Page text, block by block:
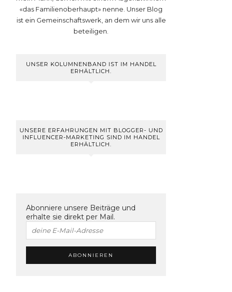
«das Familienoberhaupt» nenne. Unser Blog
ist ein Gemeinschaftswerk, an dem wir uns alle
beteiligen.
UNSER KOLUMNENBAND IST IM HANDEL
ERHÄLTLICH.
UNSERE ERFAHRUNGEN MIT BLOGGER- UND
INFLUENCER-MARKETING SIND IM HANDEL
ERHÄLTLICH.
Abonniere unsere Beiträge und
erhalte sie direkt per Mail.